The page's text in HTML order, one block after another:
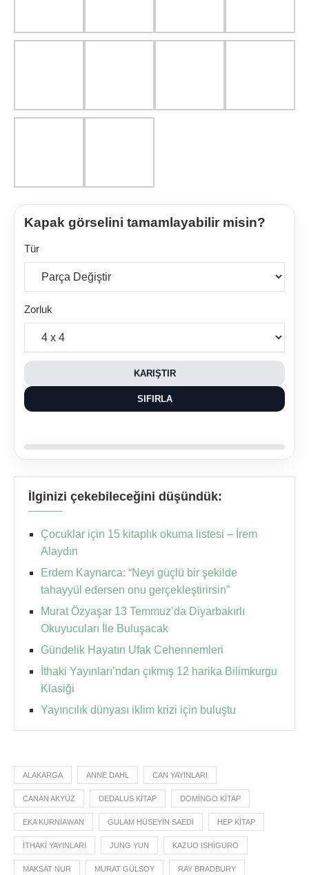
Kapak görselini tamamlayabilir misin?
Tür
Zorluk
KARIŞTIR
SIFIRLA
İlginizi çekebileceğini düşündük:
Çocuklar için 15 kitaplık okuma listesi – İrem
Alaydın
Erdem Kaynarca: “Neyi güçlü bir şekilde
tahayyül edersen onu gerçekleştirirsin”
Murat Özyaşar 13 Temmuz’da Diyarbakırlı
Okuyucuları İle Buluşacak
Gündelik Hayatın Ufak Cehennemleri
İthaki Yayınları’ndan çıkmış 12 harika Bilimkurgu
Klasiği
Yayıncılık dünyası iklim krizi için buluştu
ALAKARGA ANNE DAHL CAN YAYINLARI
CANAN AKYÜZ DEDALUS KITAP DOMINGO KITAP
EKA KURNIAWAN GULAM HÜSEYIN SAEDI HEP KITAP
ITHAKI YAYINLARI JUNG YUN KAZUO ISHIGURO
MAKSAT NUR MURAT GÜLSOY RAY BRADBURY